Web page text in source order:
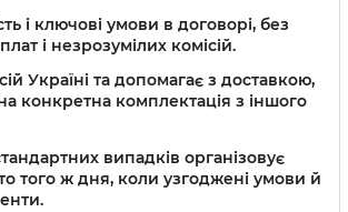
і ключові умови в договорі, без
і незрозумілих комісій.
Україні та допомагає з доставкою,
конкретна комплектація з іншого
випадків організовує
того ж дня, коли узгоджені умови й